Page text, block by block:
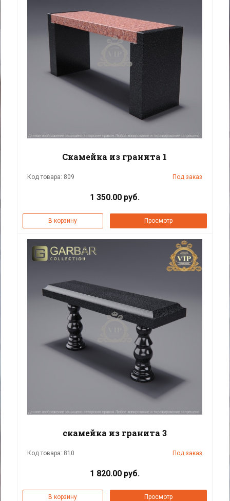
Скамейка из гранита 1
Код товара: 809 Под заказ
1 350.00 руб.
В корзину Просмотр
скамейка из гранита 3
Код товара: 810 Под заказ
1 820.00 руб.
В корзину Просмотр